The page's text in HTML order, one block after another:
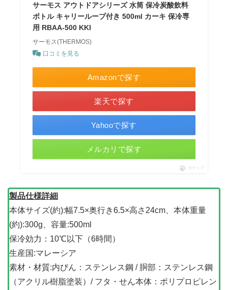
サーモス アウトドアシリーズ 水筒 保冷炭酸飲料
ボトル キャリーループ付き 500ml カーキ 保冷専
用 RBAA-500 KKI
サーモス(THERMOS)
口コミを見る
Amazonで探す
楽天で探す
Yahooで探す
メルカリで探す
ポチップ
製品仕様詳細
本体サイズ(約):幅7.5×奥行き6.5×高さ24cm、本体重量
(約):300g、容量:500ml
保冷効力：10℃以下（6時間）
生産国:マレーシア
素材・材質:内びん：ステンレス鋼 / 胴部：ステンレス鋼
（アクリル樹脂塗装）/ フタ・せん本体：ポリプロピレン